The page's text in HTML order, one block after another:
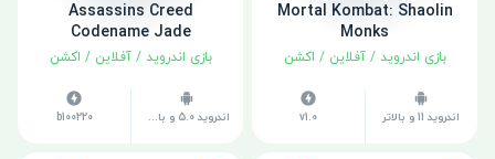
Mortal Kombat: Shaolin
Monks
بازی اندروید /آفلاین / اکشن
اندروید 11 و بالاتر v1.0
Assassins Creed
Codename Jade
بازی اندروید /آفلاین / اکشن
اندروید 5.0 و بالاتر b100220